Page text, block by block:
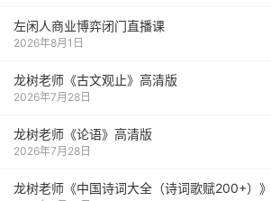
左闲人商业博弈闭门直播课
2026年8月1日
龙树老师《古文观止》高清版
2026年7月28日
龙树老师《论语》高清版
2026年7月28日
龙树老师《中国诗词大全（诗词歌赋200+）